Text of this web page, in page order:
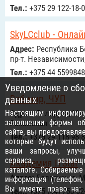
Тел.: +375 29 122-18-
SkyLCclub -
Адрес: Республика
пр-т.
Тел.: +375 44 5599848
Веб-мир, ЧУП
Адрес:Беларусь,
Раковская 12-9
Тел.:+375 29 118-98-
Академия ITStar
Адрес:Беларусь, г.
Тел.:+375 (44) 758-
Уведомление о
данных
Настоящим
заполнении формы
сайте, вы
которые будут
ваши запросы,
сервиса,
каталоге.
информация
Вы имеете право на: